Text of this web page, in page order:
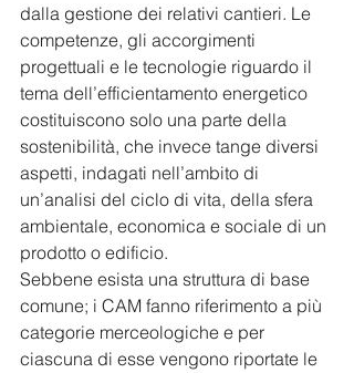
dalla gestione dei relativi cantieri. Le
competenze, gli accorgimenti
progettuali e le tecnologie riguardo il
tema dell’efficientamento energetico
costituiscono solo una parte della
sostenibilità, che invece tange diversi
aspetti, indagati nell’ambito di
un’analisi del ciclo di vita, della sfera
ambientale, economica e sociale di un
prodotto o edificio.
Sebbene esista una struttura di base
comune; i CAM fanno riferimento a più
categorie merceologiche e per
ciascuna di esse vengono riportate le